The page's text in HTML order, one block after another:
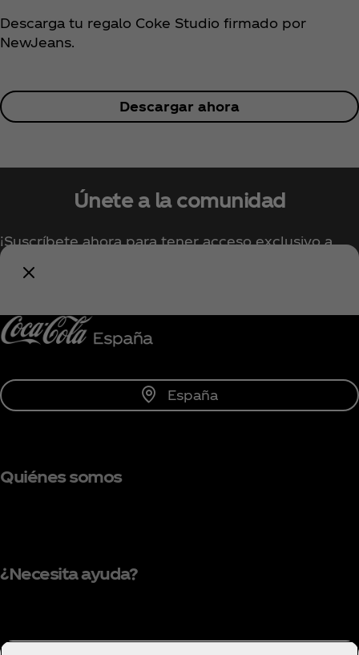
Descarga tu regalo Coke Studio firmado por
NewJeans.
Descargar ahora
Únete a la comunidad
¡Suscríbete ahora para tener acceso exclusivo a
todo lo relacionado con Coca‑Cola!
España
Quiénes somos
¿Necesita ayuda?